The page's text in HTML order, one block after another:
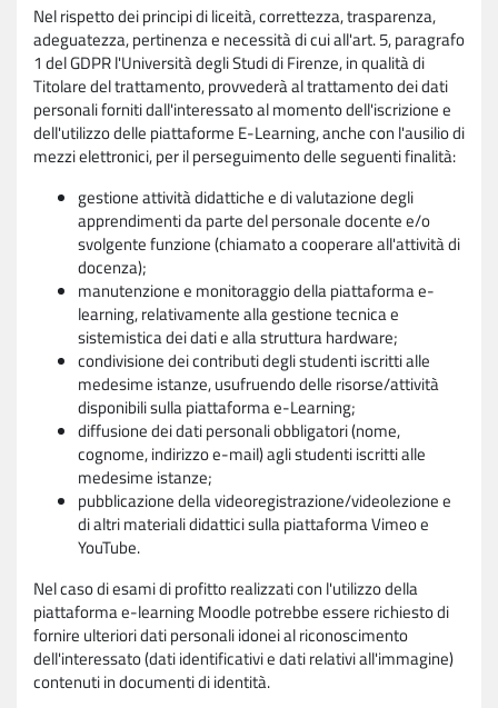
Nel rispetto dei principi di liceità, correttezza, trasparenza,
adeguatezza, pertinenza e necessità di cui all'art. 5, paragrafo
1 del GDPR l'Università degli Studi di Firenze, in qualità di
Titolare del trattamento, provvederà al trattamento dei dati
personali forniti dall'interessato al momento dell'iscrizione e
dell'utilizzo delle piattaforme E-Learning, anche con l'ausilio di
mezzi elettronici, per il perseguimento delle seguenti finalità:
gestione attività didattiche e di valutazione degli
apprendimenti da parte del personale docente e/o
svolgente funzione (chiamato a cooperare all'attività di
docenza);
manutenzione e monitoraggio della piattaforma e-
learning, relativamente alla gestione tecnica e
sistemistica dei dati e alla struttura hardware;
condivisione dei contributi degli studenti iscritti alle
medesime istanze, usufruendo delle risorse/attività
disponibili sulla piattaforma e-Learning;
diffusione dei dati personali obbligatori (nome,
cognome, indirizzo e-mail) agli studenti iscritti alle
medesime istanze;
pubblicazione della videoregistrazione/videolezione e
di altri materiali didattici sulla piattaforma Vimeo e
YouTube.
Nel caso di esami di profitto realizzati con l'utilizzo della
piattaforma e-learning Moodle potrebbe essere richiesto di
fornire ulteriori dati personali idonei al riconoscimento
dell'interessato (dati identificativi e dati relativi all'immagine)
contenuti in documenti di identità.